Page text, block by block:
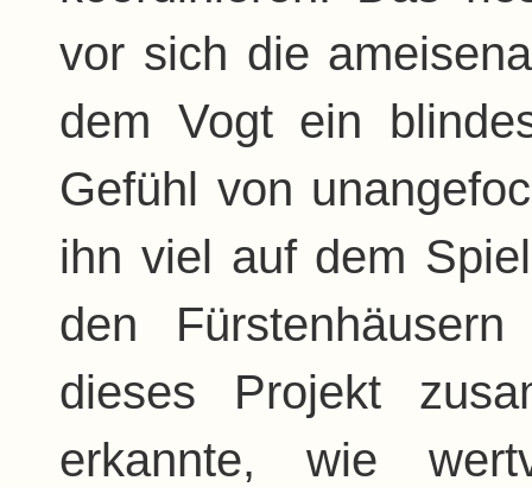
vor sich die
dem Vogt ein
Gefühl von
ihn viel auf dem
den
dieses Projekt
erkannte, wie